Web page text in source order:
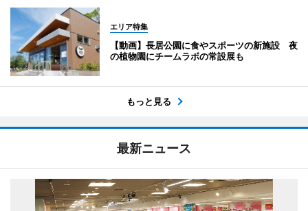
エリア特集
【動画】長居公園に食やスポーツの新施設 夜
の植物園にチームラボの常設展も
もっと見る
最新ニュース